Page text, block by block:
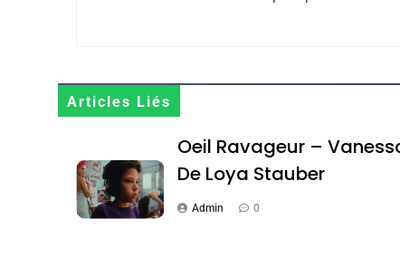
Articles Liés
Oeil Ravageur –
De Loya Stauber
Admin 0
Terroir